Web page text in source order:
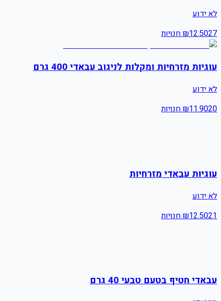
לא ידוע
₪12.5027 חנויות
עוגיות מזרחיות ומקלות לניגוב עבאדי 400 גרם
לא ידוע
₪11.9020 חנויות
עוגיות עבאדי מזרחיות
לא ידוע
₪12.5021 חנויות
עבאדי חטיף בטעם טבעי 40 גרם